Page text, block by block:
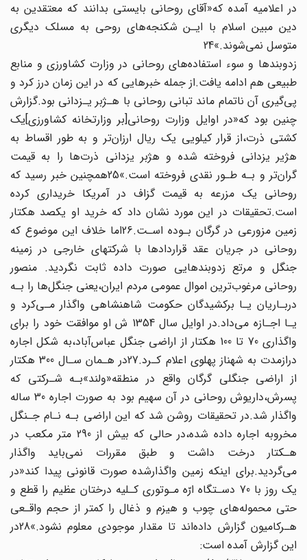
در اعلامیه آمده که«آقای‌ روحانی‌ بایستی‌‌ بدانند‌ که‌ معتقدین به
دین‌ مبین‌ اسلام با ایـن‌ شکنجه‌های روحی به مسلک دیگری
متوسل‌ نمی‌شوند.»24
زدوبندها و سوء استفاده‌های روحانی در‌ وزارت‌ کشاورزی‌ و منابع
طبیعی هم ادامه‌ یافت.از جمله‌ خبرهایی‌ که‌ در‌ این‌ زمان‌ درز کرد و
پی‌گیری آن ناتمام ماند تبانی روحانی با هـژبر یـزدانی بود.گزارش
چنین بود که«در اوایل وزارت روحانی‌[بر وزارتخانه کشاورزی‌]یک
کشتی ذرت،از قرار کیلویی‌ یک ریال‌ ارزان‌تر و به طور اقساط به
هژیر یزدانی فروخته شده و هژبر یزدانی ذرت‌ها را به قیمت
گران‌تر و بـه طـور نقدی فروخته است.»25همچنین خبر رسید که
روحانی یک‌ مزرعه‌ به قیمت گزاف‌ در آمریکا خریداری کرده
است.تحقیقات در این مورد نشان داد که خرید او یکصد هکتار
زمین‌ مزورعی در گرگان بـوده اسـت.26اما خلاف این‌ موضوع‌ که
روحانی در جریان عقد قراردادها با شرکتهای خارجی در زمینه
جنگل و مرتع زدوبندهایی صورت داده ثابت نگردید. منصور
روحانی مرغوب‌ترین اموال عمومی‌ مردم‌ ایران،یعنی جنگل‌ها را بـه‌
دربـاریان‌ یـا برکشیدگان حکومت شاهنشاهی واگذار مـی‌کرد و
یـا اجـازه می‌داد.در اوایل سال 1354 ش او موافقت خود را برای
واگذاری 70 تا 100 هکتار از‌ اراضی‌ جنگل عباس‌آباد،به شکل‌ اجاره‌‌
درازمدت به شهناز پهلوی اعلام کـرد.27در هـمان سـال 300 هکتار
از اراضی جنگلی گرگان‌ واقع در منطقه«ولند»بـه شـرکتی که
پسرش،داریوش روحانی در آن سهیم بود‌ به‌ صورت اجاره‌ 30 ساله
واگذار شد.در تحقیقات روشن شد که این اراضی بـه نـام جـنگل
مخروبه اجاره داده‌ شده،در حالی که بیش از 290 متر مکعب در
هـکتار‌ درخت‌ داشت و طبق‌ مقررات نمی‌باید واگذار
می‌گردید.برای اینکه زمین واگذارشده صورت قانونی پیدا کند«در
یک روز با 70‌ دسـتگاه ارّه مـوتوری کـلیه درختان عظیم را قطع و
حتی محموله‌های چوب‌ و هیزم‌ و ذغال‌ را کمتر از حجم واقـعی
هـرکامیون گزارش داده‌اند تا مقدار موجودی معلوم نشود.»28در
این گزارش‌‌ ‌‌آمده‌ است: